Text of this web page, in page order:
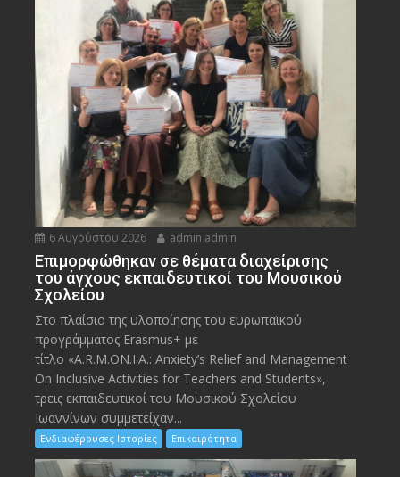
6 Αυγούστου 2026 admin admin
Eπιμορφώθηκαν σε θέματα διαχείρισης
του άγχους εκπαιδευτικοί του Μουσικού
Σχολείου
Στο πλαίσιο της υλοποίησης του ευρωπαϊκού
προγράμματος Erasmus+ με
τίτλο «A.R.M.ON.I.A.: Anxiety’s Relief and Management
On Inclusive Activities for Teachers and Students»,
τρεις εκπαιδευτικοί του Μουσικού Σχολείου
Ιωαννίνων συμμετείχαν...
Ενδιαφέρουσες Ιστορίες Επικαιρότητα